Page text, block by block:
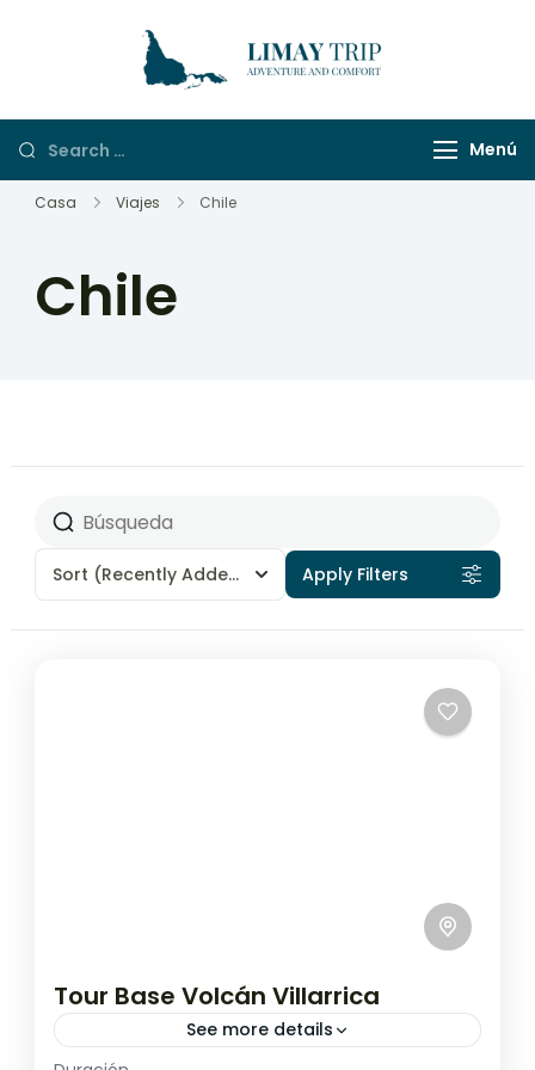
Menú
Casa Viajes Chile
Chile
Sort (Recently Added) Apply Filters
Tour Base Volcán Villarrica
See more details